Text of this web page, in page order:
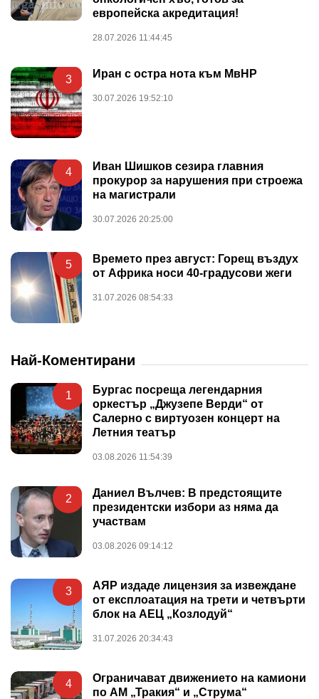
европейска акредитация!
28.07.2026 11:44:45
3 Иран с остра нота към МвНР
30.07.2026 19:52:10
4
Иван Шишков сезира главния
прокурор за нарушения при строежа
на магистрали
30.07.2026 20:25:00
5
Времето през август: Горещ въздух
от Африка носи 40-градусови жеги
31.07.2026 08:54:33
Най-Коментирани
1
Бургас посреща легендарния
оркестър „Джузепе Верди“ от
Салерно с виртуозен концерт на
Летния театър
03.08.2026 11:54:39
2
Даниел Вълчев: В предстоящите
президентски избори аз няма да
участвам
03.08.2026 09:14:12
3
АЯР издаде лицензия за извеждане
от експлоатация на трети и четвърти
блок на АЕЦ „Козлодуй“
31.07.2026 20:34:43
4
Ограничават движението на камиони
по АМ „Тракия“ и „Струма“